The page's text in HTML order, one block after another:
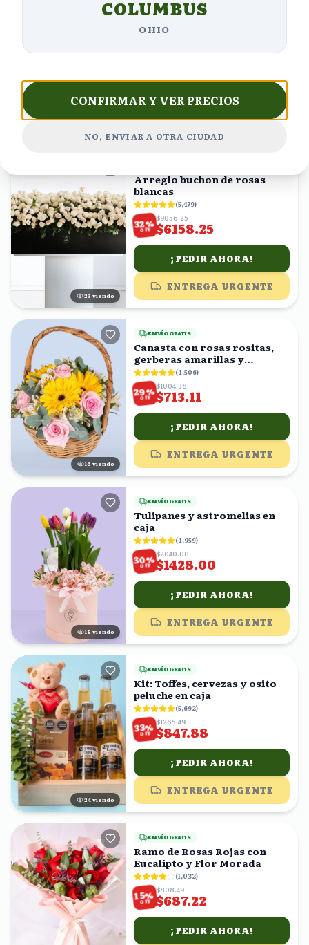
ENVÍO GRATIS
28%
ENTREGA URGENTE
23 viendo
Arreglo buchon de rosas
blancas
(5,479)
32%
OFF
$9056.25
$6158.25
¡PEDIR AHORA!
ENTREGA URGENTE
16 viendo
ENVÍO GRATIS
Canasta con rosas rositas,
gerberas amarillas y
astromelias blancas
(4,506)
29%
OFF
$1004.38
$713.11
¡PEDIR AHORA!
ENTREGA URGENTE
18 viendo
ENVÍO GRATIS
Tulipanes y astromelias en
caja
(4,959)
30%
OFF
$2040.00
$1428.00
¡PEDIR AHORA!
ENTREGA URGENTE
24 viendo
ENVÍO GRATIS
Kit: Toffes, cervezas y osito
peluche en caja
(5,692)
33%
OFF
$1265.49
$847.88
¡PEDIR AHORA!
ENTREGA URGENTE
ENVÍO GRATIS
Ramo de Rosas Rojas con
Eucalipto y Flor Morada
(1,032)
15%
OFF
$808.49
$687.22
¡PEDIR AHORA!
COLUMBUS
OHIO
CONFIRMAR Y VER PRECIOS
NO, ENVIAR A OTRA CIUDAD